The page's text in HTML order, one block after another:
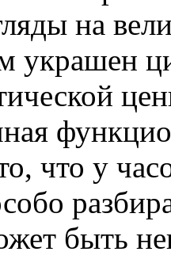
на
украшен
что у
быть